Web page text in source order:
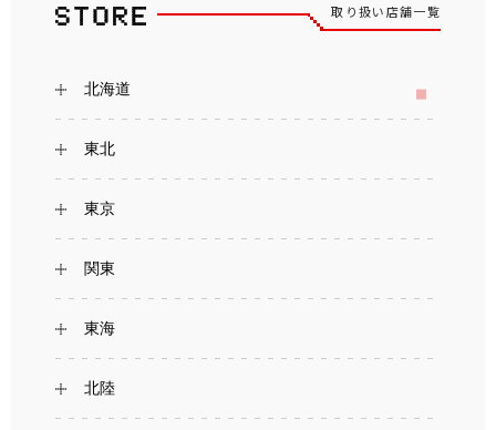
取り扱い店舗一覧
北海道
東北
東京
関東
東海
北陸